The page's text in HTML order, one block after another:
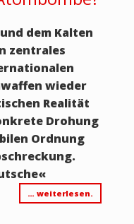
dem Kalten
zentrales
wieder
Realität
Drohung
Ordnung
… weiterlesen.